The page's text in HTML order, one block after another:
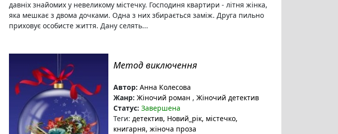
давніх знайомих у невеликому містечку. Господиня квартири - літня жінка,
яка мешкає з двома дочками. Одна з них збирається заміж. Друга пильно
приховує особисте життя. Дану селять...
Метод виключення
Автор: Анна Колесова
Жанр: Жіночий роман , Жіночий детектив
Статус: Завершена
Теги: детектив, Новий_рік, містечко,
книгарня, жіноча проза